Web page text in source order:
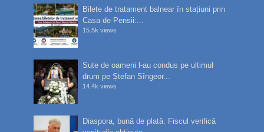
Bilete de tratament balnear în stațiuni prin
Casa de Pensii:...
15.5k views
Sute de oameni l-au condus pe ultimul
drum pe Ștefan Sîngeor...
14.4k views
Diaspora, bună de plată. Fiscul verifică